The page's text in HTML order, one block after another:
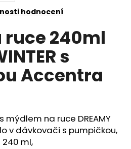
hodnocení
ruce 240ml
s
Accentra
na ruce DREAMY
v dávkovači s pumpičkou,
240 ml,